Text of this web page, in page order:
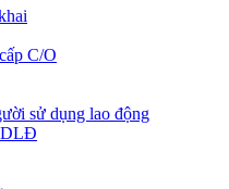
C/O
sử dụng lao động